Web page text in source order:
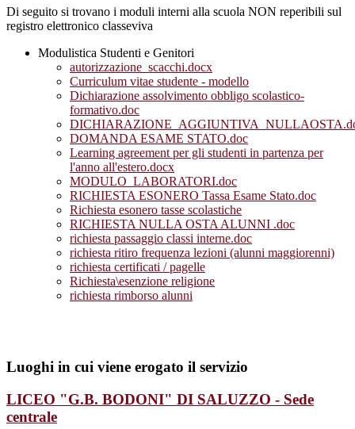
Di seguito si trovano i moduli interni alla scuola NON reperibili sul
registro elettronico classeviva
Modulistica Studenti e Genitori
autorizzazione_scacchi.docx
Curriculum vitae studente - modello
Dichiarazione assolvimento obbligo scolastico-
formativo.doc
DOMANDA ESAME STATO.doc
Learning agreement per gli studenti in partenza per
l'anno all'estero.docx
MODULO_LABORATORI.doc
RICHIESTA ESONERO Tassa Esame Stato.doc
Richiesta esonero tasse scolastiche
RICHIESTA NULLA OSTA ALUNNI .doc
richiesta passaggio classi interne.doc
richiesta ritiro frequenza lezioni (alunni maggiorenni)
richiesta certificati / pagelle
Richiesta\esenzione religione
richiesta rimborso alunni
Luoghi in cui viene erogato il servizio
LICEO "G.B. BODONI" DI SALUZZO - Sede
centrale